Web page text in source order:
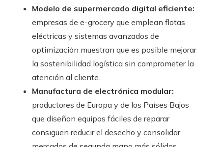
Modelo de supermercado digital eficiente:
empresas de e-grocery que emplean flotas
eléctricas y sistemas avanzados de
optimización muestran que es posible mejorar
la sostenibilidad logística sin comprometer la
atención al cliente.
Manufactura de electrónica modular:
productores de Europa y de los Países Bajos
que diseñan equipos fáciles de reparar
consiguen reducir el desecho y consolidar